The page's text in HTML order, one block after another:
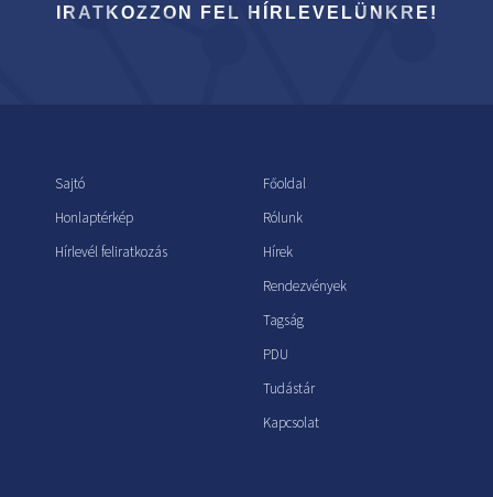
IRATKOZZON FEL HÍRLEVELÜNKRE!
Sajtó
Honlaptérkép
Hírlevél feliratkozás
Főoldal
Rólunk
Hírek
Rendezvények
Tagság
PDU
Tudástár
Kapcsolat